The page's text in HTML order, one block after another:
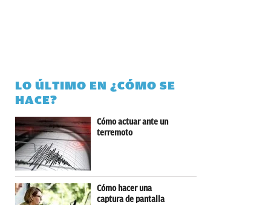
LO ÚLTIMO EN ¿CÓMO SE
HACE?
Cómo actuar ante un
terremoto
Cómo hacer una
captura de pantalla